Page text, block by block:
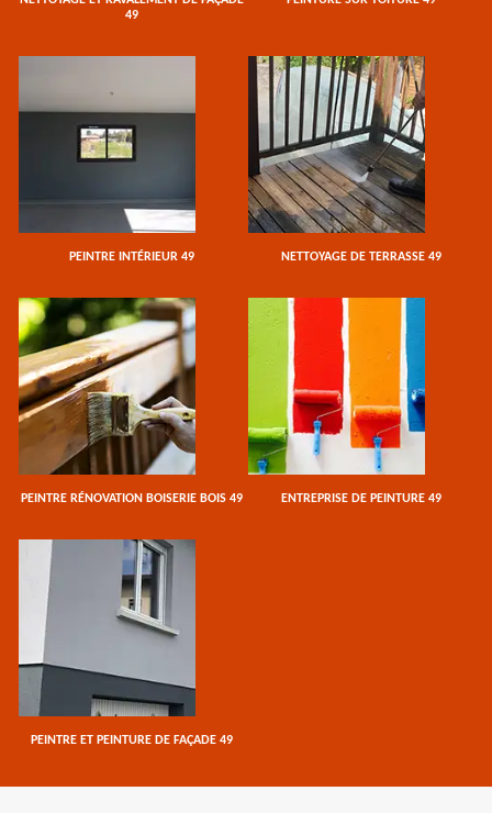
49
PEINTRE INTÉRIEUR 49 NETTOYAGE DE TERRASSE 49
PEINTRE RÉNOVATION BOISERIE BOIS 49 ENTREPRISE DE PEINTURE 49
PEINTRE ET PEINTURE DE FAÇADE 49